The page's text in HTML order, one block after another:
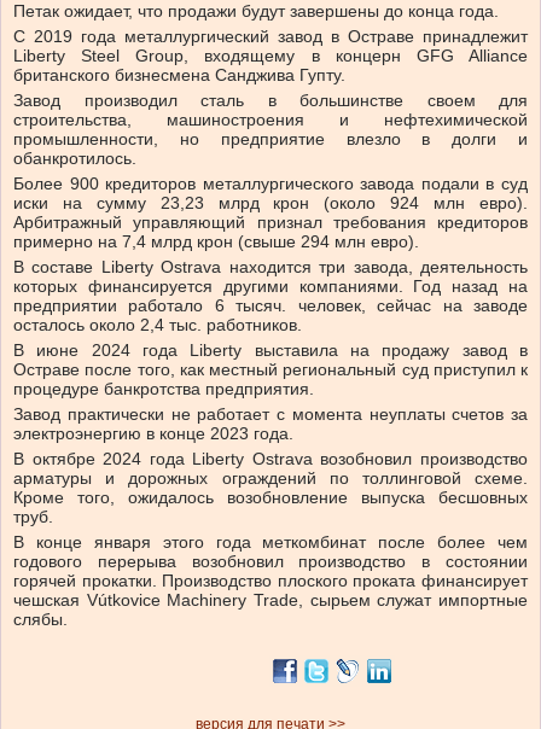
Петак ожидает, что продажи будут завершены до конца года.
С 2019 года металлургический завод в Остраве принадлежит
Liberty Steel Group, входящему в концерн GFG Alliance
британского бизнесмена Санджива Гупту.
Завод производил сталь в большинстве своем для
строительства, машиностроения и нефтехимической
промышленности, но предприятие влезло в долги и
обанкротилось.
Более 900 кредиторов металлургического завода подали в суд
иски на сумму 23,23 млрд крон (около 924 млн евро).
Арбитражный управляющий признал требования кредиторов
примерно на 7,4 млрд крон (свыше 294 млн евро).
В составе Liberty Ostrava находится три завода, деятельность
которых финансируется другими компаниями. Год назад на
предприятии работало 6 тысяч. человек, сейчас на заводе
осталось около 2,4 тыс. работников.
В июне 2024 года Liberty выставила на продажу завод в
Остраве после того, как местный региональный суд приступил к
процедуре банкротства предприятия.
Завод практически не работает с момента неуплаты счетов за
электроэнергию в конце 2023 года.
В октябре 2024 года Liberty Ostrava возобновил производство
арматуры и дорожных ограждений по толлинговой схеме.
Кроме того, ожидалось возобновление выпуска бесшовных
труб.
В конце января этого года меткомбинат после более чем
годового перерыва возобновил производство в состоянии
горячей прокатки. Производство плоского проката финансирует
чешская Vútkovice Machinery Trade, сырьем служат импортные
слябы.
версия для печати >>